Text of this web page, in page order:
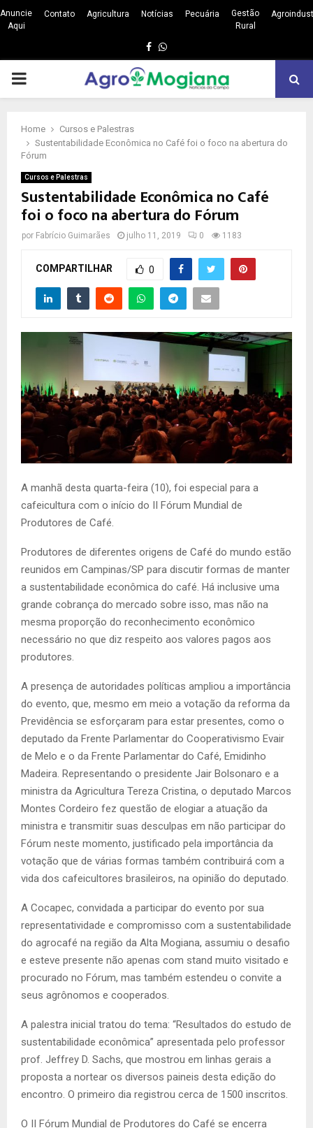
Anuncie
Aqui
Contato Agricultura Notícias Pecuária
Gestão
Rural
Facebook
Whatsapp
PRIMARY
Home
Cursos e Palestras
Sustentabilidade Econômica no Café foi o foco na abertura do
Fórum
Cursos e Palestras
Sustentabilidade Econômica no Café
foi o foco na abertura do Fórum
por Fabrício Guimarães julho 11, 2019 0 1183
COMPARTILHAR 0
A manhã desta quarta-feira (10), foi especial para a
cafeicultura com o início do II Fórum Mundial de
Produtores de Café.
Produtores de diferentes origens de Café do mundo estão
reunidos em Campinas/SP para discutir formas de manter
a sustentabilidade econômica do café. Há inclusive uma
grande cobrança do mercado sobre isso, mas não na
mesma proporção do reconhecimento econômico
necessário no que diz respeito aos valores pagos aos
produtores.
A presença de autoridades políticas ampliou a importância
do evento, que, mesmo em meio a votação da reforma da
Previdência se esforçaram para estar presentes, como o
deputado da Frente Parlamentar do Cooperativismo Evair
de Melo e o da Frente Parlamentar do Café, Emidinho
Madeira. Representando o presidente Jair Bolsonaro e a
ministra da Agricultura Tereza Cristina, o deputado Marcos
Montes Cordeiro fez questão de elogiar a atuação da
ministra e transmitir suas desculpas em não participar do
Fórum neste momento, justificado pela importância da
votação que de várias formas também contribuirá com a
vida dos cafeicultores brasileiros, na opinião do deputado.
A Cocapec, convidada a participar do evento por sua
representatividade e compromisso com a sustentabilidade
do agrocafé na região da Alta Mogiana, assumiu o desafio
e esteve presente não apenas com stand muito visitado e
procurado no Fórum, mas também estendeu o convite a
seus agrônomos e cooperados.
A palestra inicial tratou do tema: “Resultados do estudo de
sustentabilidade econômica” apresentada pelo professor
prof. Jeffrey D. Sachs, que mostrou em linhas gerais a
proposta a nortear os diversos paineis desta edição do
encontro. O primeiro dia registrou cerca de 1500 inscritos.
O II Fórum Mundial de Produtores do Café se encerra